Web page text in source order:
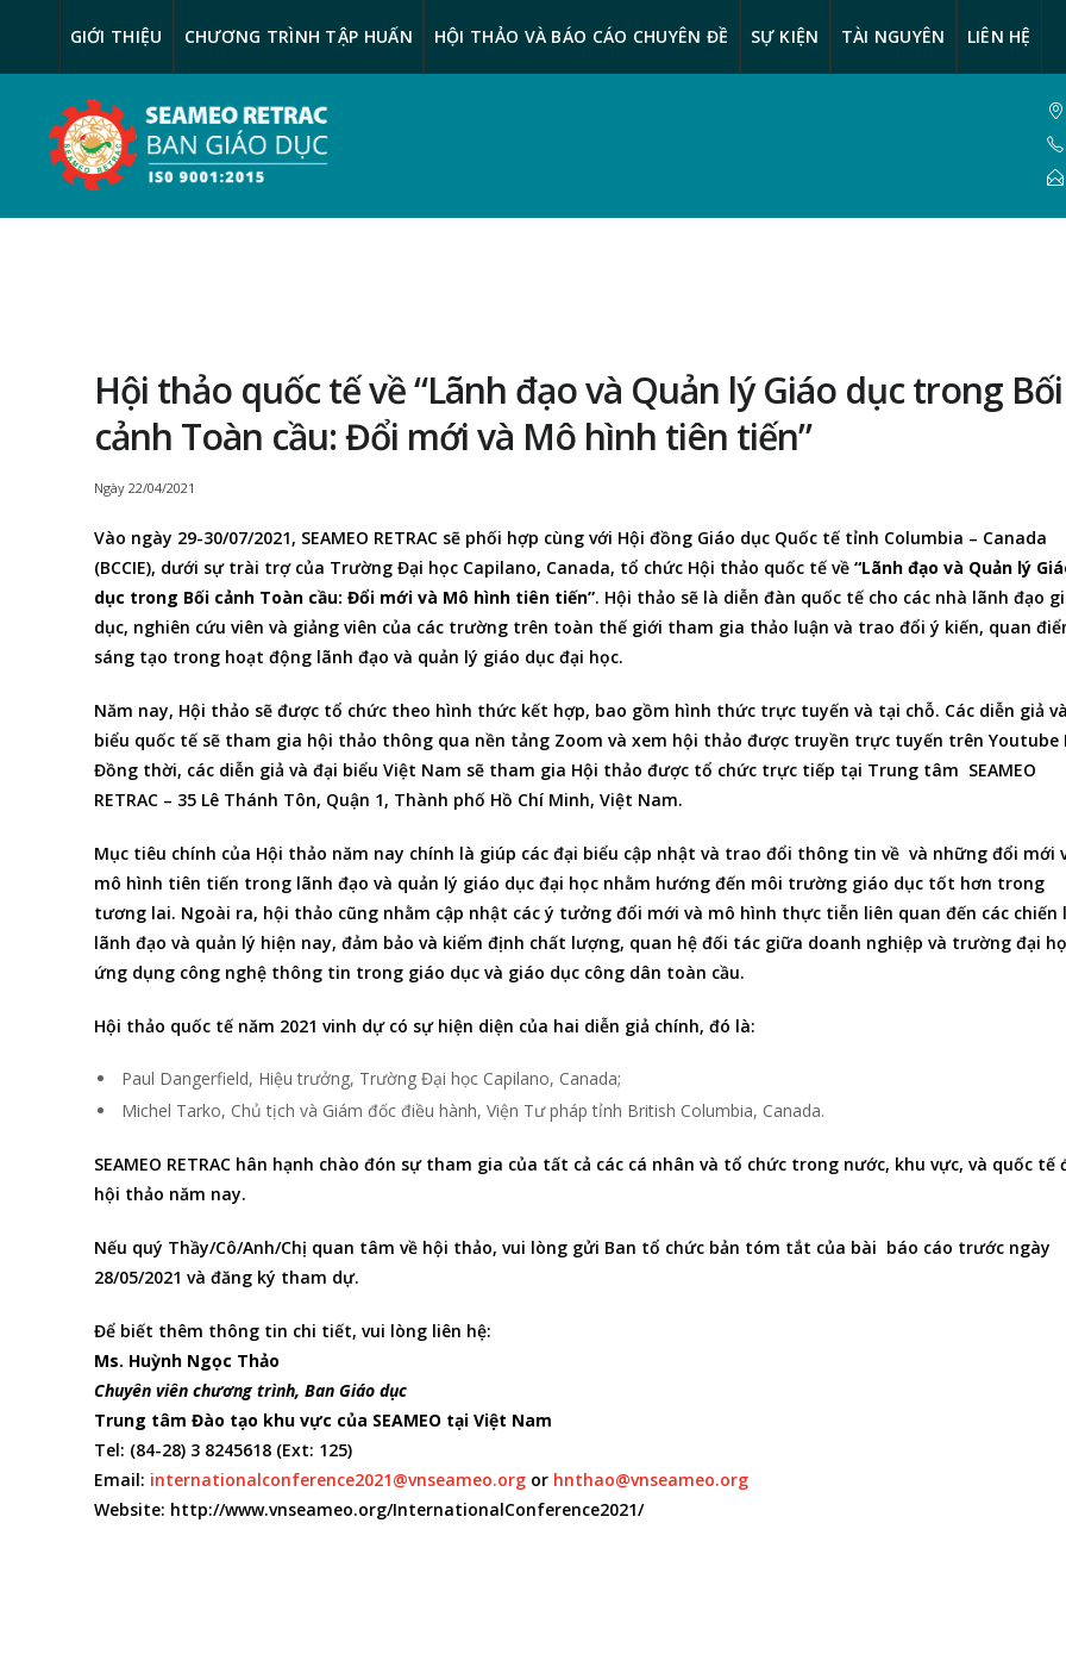
GIỚI THIỆU CHƯƠNG TRÌNH TẬP HUẤN HỘI THẢO VÀ BÁO CÁO CHUYÊN ĐỀ SỰ KIỆN TÀI NGUYÊN LIÊN HỆ
Hội thảo quốc tế về “Lãnh đạo và Quản lý Giáo dục trong Bối
cảnh Toàn cầu: Đổi mới và Mô hình tiên tiến”
Ngày 22/04/2021
Vào ngày 29-30/07/2021, SEAMEO RETRAC sẽ phối hợp cùng với Hội đồng Giáo dục Quốc tế tỉnh Columbia – Canada
(BCCIE), dưới sự trài trợ của Trường Đại học Capilano, Canada, tổ chức Hội thảo quốc tế về “Lãnh đạo và Quản lý
dục trong Bối cảnh Toàn cầu: Đổi mới và Mô hình tiên tiến”. Hội thảo sẽ là diễn đàn quốc tế cho các nhà lãnh đạo
dục, nghiên cứu viên và giảng viên của các trường trên toàn thế giới tham gia thảo luận và trao đổi ý kiến, quan
sáng tạo trong hoạt động lãnh đạo và quản lý giáo dục đại học.
Năm nay, Hội thảo sẽ được tổ chức theo hình thức kết hợp, bao gồm hình thức trực tuyến và tại chỗ. Các diễn giả
biểu quốc tế sẽ tham gia hội thảo thông qua nền tảng Zoom và xem hội thảo được truyền trực tuyến trên Youtube
Đồng thời, các diễn giả và đại biểu Việt Nam sẽ tham gia Hội thảo được tổ chức trực tiếp tại Trung tâm SEAMEO
RETRAC – 35 Lê Thánh Tôn, Quận 1, Thành phố Hồ Chí Minh, Việt Nam.
Mục tiêu chính của Hội thảo năm nay chính là giúp các đại biểu cập nhật và trao đổi thông tin về và những đổi mới
mô hình tiên tiến trong lãnh đạo và quản lý giáo dục đại học nhằm hướng đến môi trường giáo dục tốt hơn trong
tương lai. Ngoài ra, hội thảo cũng nhằm cập nhật các ý tưởng đổi mới và mô hình thực tiễn liên quan đến các chiến
lãnh đạo và quản lý hiện nay, đảm bảo và kiểm định chất lượng, quan hệ đối tác giữa doanh nghiệp và trường đại
ứng dụng công nghệ thông tin trong giáo dục và giáo dục công dân toàn cầu.
Hội thảo quốc tế năm 2021 vinh dự có sự hiện diện của hai diễn giả chính, đó là:
Paul Dangerfield, Hiệu trưởng, Trường Đại học Capilano, Canada;
Michel Tarko, Chủ tịch và Giám đốc điều hành, Viện Tư pháp tỉnh British Columbia, Canada.
SEAMEO RETRAC hân hạnh chào đón sự tham gia của tất cả các cá nhân và tổ chức trong nước, khu vực, và quốc tế
hội thảo năm nay.
Nếu quý Thầy/Cô/Anh/Chị quan tâm về hội thảo, vui lòng gửi Ban tổ chức bản tóm tắt của bài báo cáo trước ngày
28/05/2021 và đăng ký tham dự.
Để biết thêm thông tin chi tiết, vui lòng liên hệ:
Ms. Huỳnh Ngọc Thảo
Chuyên viên chương trình, Ban Giáo dục
Trung tâm Đào tạo khu vực của SEAMEO tại Việt Nam
Tel: (84-28) 3 8245618 (Ext: 125)
Email: internationalconference2021@vnseameo.org or hnthao@vnseameo.org
Website: http://www.vnseameo.org/InternationalConference2021/